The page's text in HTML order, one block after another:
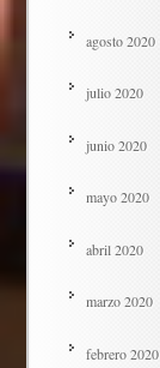
agosto 2020
julio 2020
junio 2020
mayo 2020
abril 2020
marzo 2020
febrero 2020